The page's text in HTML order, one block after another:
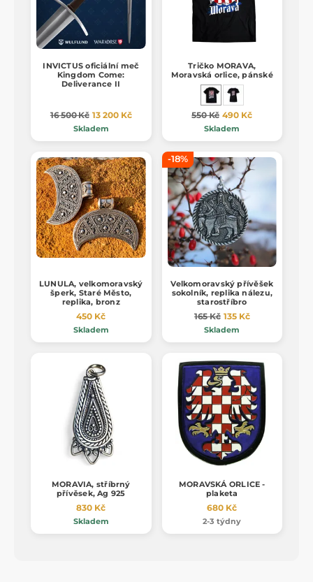
INVICTUS oficiální meč
Kingdom Come:
Deliverance II
16 500 Kč 13 200 Kč
Skladem
Tričko MORAVA,
Moravská orlice, pánské
550 Kč 490 Kč
Skladem
LUNULA, velkomoravský
šperk, Staré Město,
replika, bronz
450 Kč
Skladem
-18%
Velkomoravský přívěšek
sokolník, replika nálezu,
starostříbro
165 Kč 135 Kč
Skladem
MORAVIA, stříbrný
přívěsek, Ag 925
830 Kč
Skladem
MORAVSKÁ ORLICE -
plaketa
680 Kč
2-3 týdny